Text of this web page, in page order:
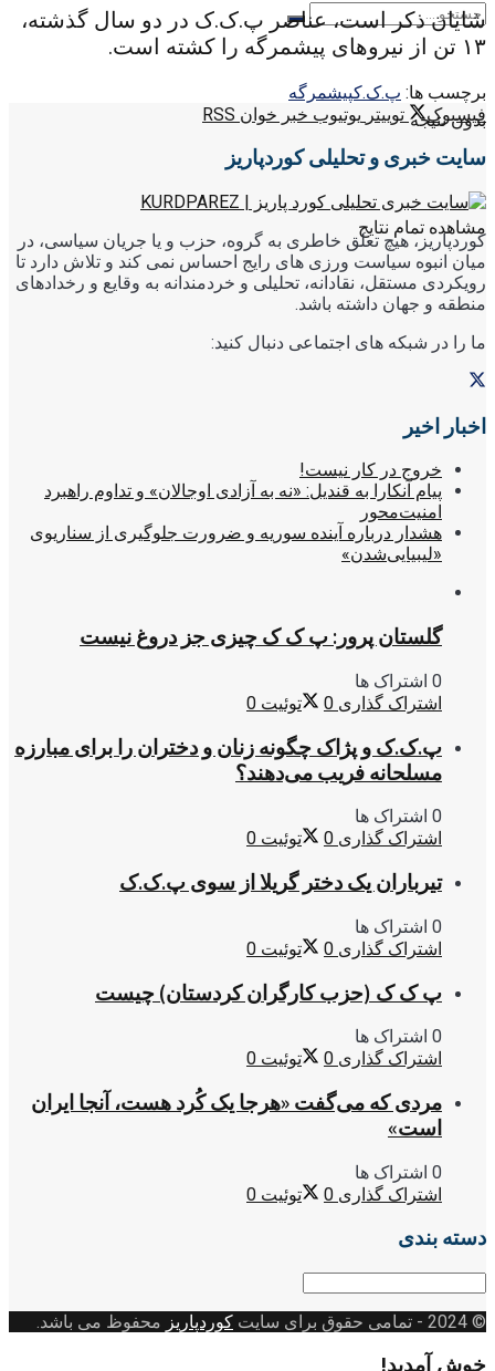
بدون نتیجه
مشاهده تمام نتایج
شایان ذکر است، عناصر پ.ک.ک در دو سال گذشته،
۱۳ تن از نیروهای پیشمرگه را کشته است.
برچسب ها: پ.ک.کپیشمرگە
فیسبوک
توییتر یوتیوب خبر خوان RSS
سایت خبری و تحلیلی کوردپاریز
کوردپاریز، هیچ تعلق خاطری به گروه، حزب و یا جریان سیاسی، در
میان انبوه سیاست ورزی های رایج احساس نمی کند و تلاش دارد تا
رویکردی مستقل، نقادانه، تحلیلی و خردمندانه به وقایع و رخدادهای
منطقه و جهان داشته باشد.
ما را در شبکه های اجتماعی دنبال کنید:
اخبار اخیر
خروج در کار نیست!
پیام آنکارا به قندیل: «نه به آزادی اوجالان» و تداوم راهبرد
امنیت‌محور
هشدار درباره آینده سوریه و ضرورت جلوگیری از سناریوی
«لیبیایی‌شدن»
گلستان پرور: پ ک ک چیزی جز دروغ نیست
0 اشتراک ها
اشتراک گذاری 0 توئیت 0
پ.ک.ک و پژاک چگونه زنان و دختران را برای مبارزه
مسلحانه فریب می‌دهند؟
0 اشتراک ها
اشتراک گذاری 0 توئیت 0
تیرباران یک دختر گریلا از سوی پ.ک.ک
0 اشتراک ها
اشتراک گذاری 0 توئیت 0
پ ک ک (حزب کارگران کردستان) چیست
0 اشتراک ها
اشتراک گذاری 0 توئیت 0
مردی که می‌گفت «هرجا یک کُرد هست، آنجا ایران
است»
0 اشتراک ها
اشتراک گذاری 0 توئیت 0
دسته بندی
دسته
© 2024
- تمامی حقوق برای سایت کوردپاریز محفوظ می باشد.
خوش آمدید!